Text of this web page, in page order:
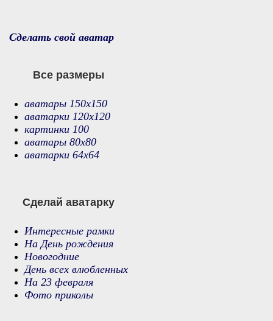
Сделать свой аватар
Все размеры
аватары 150х150
аватарки 120х120
картинки 100
аватары 80х80
аватарки 64х64
Сделай аватарку
Интересные рамки
На День рождения
Новогодние
День всех влюбленных
На 23 февраля
Фото приколы